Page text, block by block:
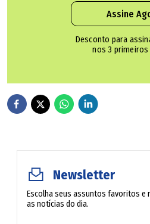
ao local exato indicado pela
Quando os militares chegaram
Andrier já estava sem sinais
Assine
Desconto para
nos 3 primeiros
Newsletter
Escolha seus assuntos favoritos e
as notícias do dia.